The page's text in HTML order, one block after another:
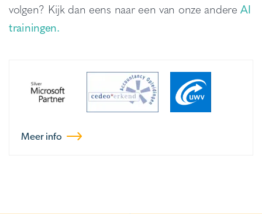
volgen? Kijk dan eens naar een van onze andereAI
trainingen.
Meer info